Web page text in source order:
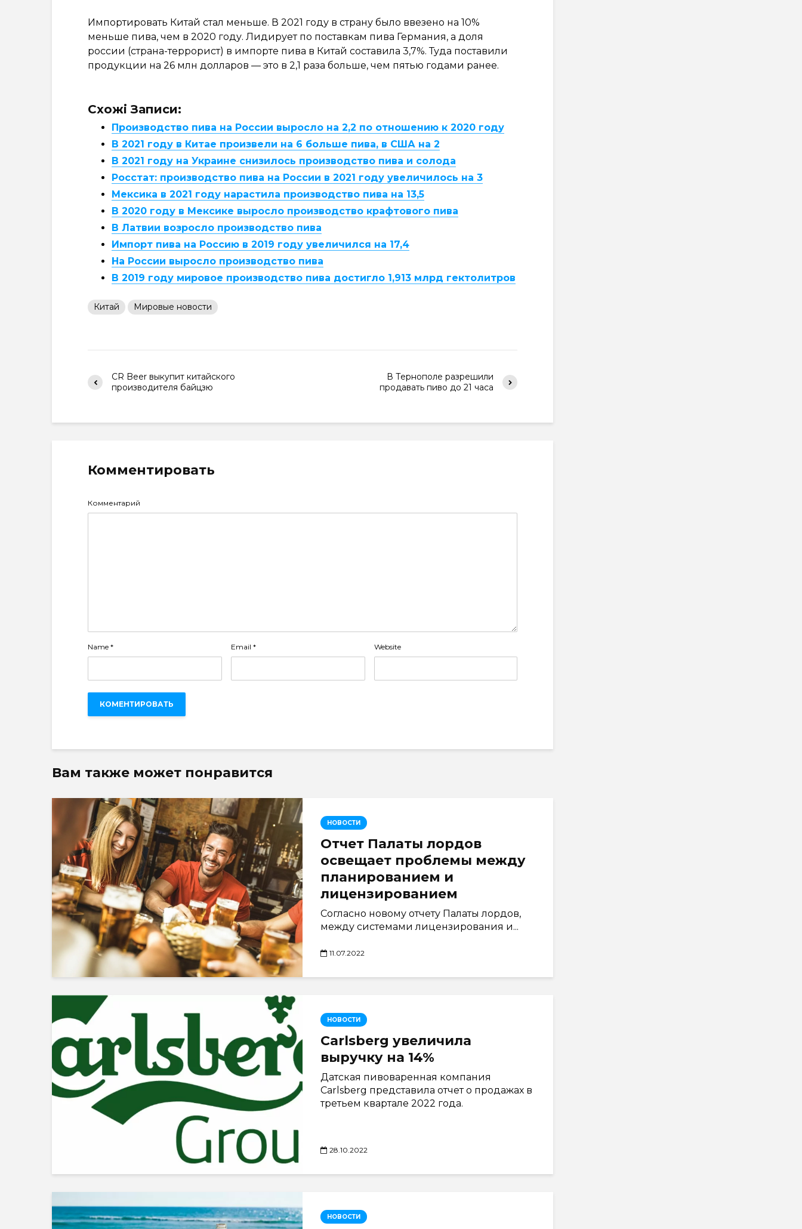
Импортировать Китай стал меньше. В 2021 году в страну было ввезено на 10%
меньше пива, чем в 2020 году. Лидирует по поставкам пива Германия, а доля
россии (страна-террорист) в импорте пива в Китай составила 3,7%. Туда поставили
продукции на 26 млн долларов — это в 2,1 раза больше, чем пятью годами ранее.
Схожі Записи:
Производство пива на России выросло на 2,2 по отношению к 2020 году
В 2021 году в Китае произвели на 6 больше пива, в США на 2
В 2021 году на Украине снизилось производство пива и солода
Росстат: производство пива на России в 2021 году увеличилось на 3
Мексика в 2021 году нарастила производство пива на 13,5
В 2020 году в Мексике выросло производство крафтового пива
В Латвии возросло производство пива
Импорт пива на Россию в 2019 году увеличился на 17,4
На России выросло производство пива
В 2019 году мировое производство пива достигло 1,913 млрд гектолитров
Китай Мировые новости
CR Beer выкупит китайского
производителя байцзю
В Тернополе разрешили
продавать пиво до 21 часа
Комментировать
Комментарий
Name * Email * Website
Вам также может понравится
НОВОСТИ
Отчет Палаты лордов
освещает проблемы между
планированием и
лицензированием
Согласно новому отчету Палаты лордов,
между системами лицензирования и...
11.07.2022
НОВОСТИ
Carlsberg увеличила
выручку на 14%
Датская пивоваренная компания
Carlsberg представила отчет о продажах в
третьем квартале 2022 года.
28.10.2022
НОВОСТИ